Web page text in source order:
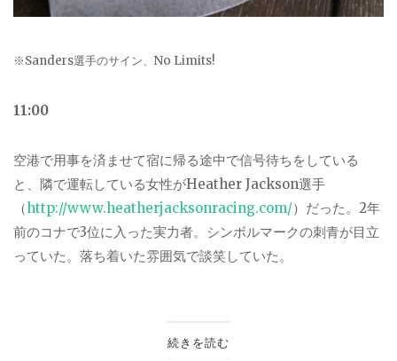
※Sanders選手のサイン、No Limits!
11:00
空港で用事を済ませて宿に帰る途中で信号待ちをしている
と、隣で運転している女性がHeather Jackson選手
（http://www.heatherjacksonracing.com/）だった。 2年
前のコナで3位に入った実力者。シンボルマークの刺青が目立
っていた。落ち着いた雰囲気で談笑していた。
続きを読む